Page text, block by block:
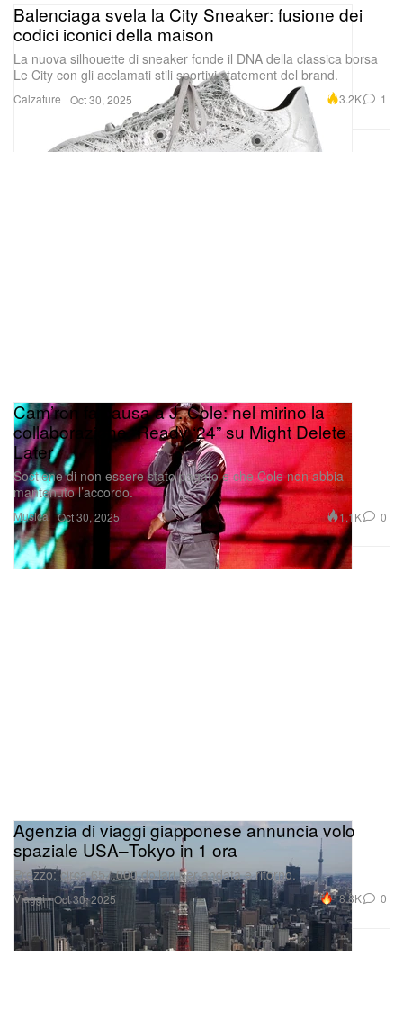
Calzature
Balenciaga svela la City Sneaker: fusione dei
codici iconici della maison
La nuova silhouette di sneaker fonde il DNA della classica borsa
Le City con gli acclamati stili sportivi statement del brand.
Oct 30, 2025 3.2K 1
Musica
Cam’ron fa causa a J. Cole: nel mirino la
collaborazione “Ready ‘24” su Might Delete
Later
Sostiene di non essere stato pagato e che Cole non abbia
mantenuto l’accordo.
Oct 30, 2025 1.1K 0
Viaggi
Agenzia di viaggi giapponese annuncia volo
spaziale USA–Tokyo in 1 ora
Prezzo: circa 657.000 dollari per andata e ritorno.
Oct 30, 2025 18.8K 0